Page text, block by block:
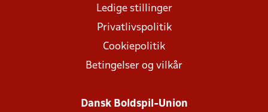
Ledige stillinger
Privatlivspolitik
Cookiepolitik
Betingelser og vilkår
Dansk Boldspil-Union